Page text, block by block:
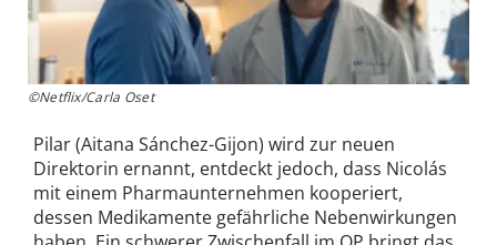
©Netflix/Carla Oset
Pilar (Aitana Sánchez-Gijon) wird zur neuen
Direktorin ernannt, entdeckt jedoch, dass Nicolás
mit einem Pharmaunternehmen kooperiert,
dessen Medikamente gefährliche Nebenwirkungen